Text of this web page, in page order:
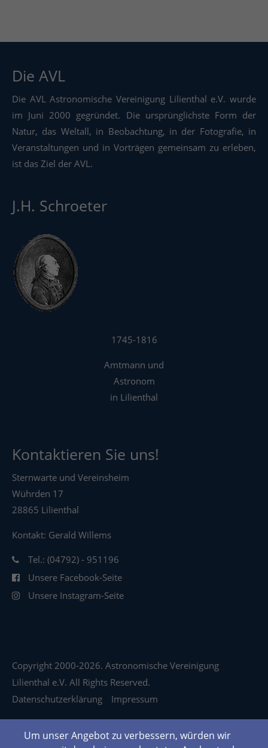
Die AVL
Die AVL Astronomische Vereinigung Lilienthal e.V. wurde
im Juni 2000 gegründet. Die ursprünglichste Form der
Natur, das Weltall, in Beobachtung, in der Fotografie, in
Veranstaltungen und in Vorträgen gemeinsam zu erleben,
ist das Ziel der AVL.
J.H. Schroeter
1745-1816
Amtmann und
Astronom
in Lilienthal
Kontaktieren Sie uns!
Sternwarte und Vereinsheim
Wührden 17
28865 Lilienthal
Kontakt: Gerald Willems
Tel.: (04792) - 951196
Unsere Facebook-Seite
Unsere Instagram-Seite
Copyright 2000-2026. Astronomische Vereinigung
Lilienthal e.V. All Rights Reserved.
Datenschutzerklärung
Impressum
Um unser Angebot zu verbessern, würden wir